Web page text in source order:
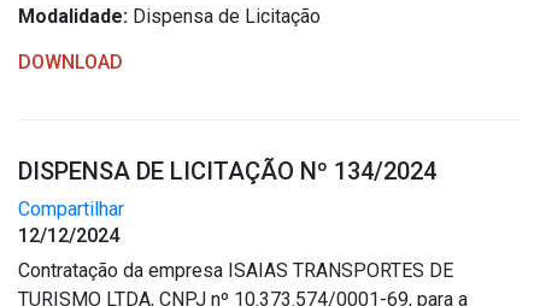
Modalidade: Dispensa de Licitação
DOWNLOAD
DISPENSA DE LICITAÇÃO Nº 134/2024
Compartilhar
12/12/2024
Contratação da empresa ISAIAS TRANSPORTES DE
TURISMO LTDA, CNPJ nº 10.373.574/0001-69, para a